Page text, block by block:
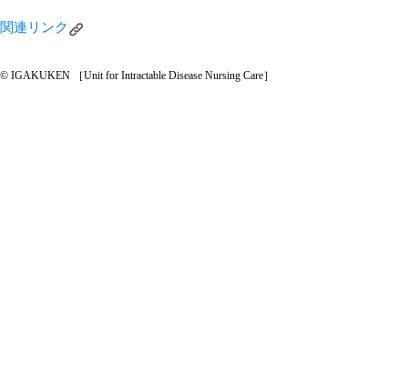
関連リンク
© IGAKUKEN ［Unit for Intractable Disease Nursing Care］